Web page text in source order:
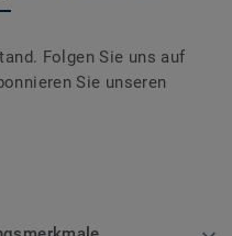
Folgen Sie uns auf
Sie unseren